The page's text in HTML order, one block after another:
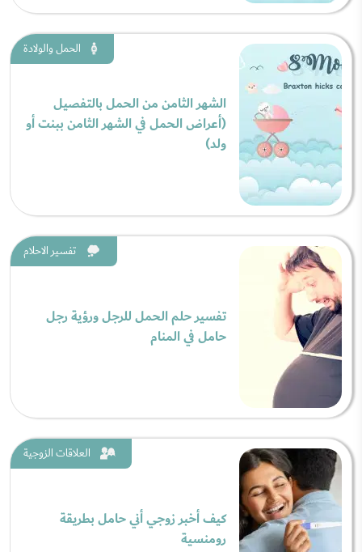
الحمل والولادة
الشهر الثامن من الحمل بالتفصيل
(أعراض الحمل في الشهر الثامن ببنت أو
ولد)
تفسير الاحلام
تفسير حلم الحمل للرجل ورؤية رجل
حامل في المنام
العلاقات الزوجية
كيف أخبر زوجي أني حامل بطريقة
رومنسية